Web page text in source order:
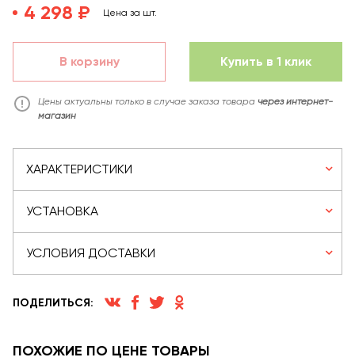
4 298 ₽ Цена за шт.
В корзину Купить в 1 клик
Цены актуальны только в случае заказа товара через интернет-
магазин
ХАРАКТЕРИСТИКИ
УСТАНОВКА
УСЛОВИЯ ДОСТАВКИ
ПОДЕЛИТЬСЯ:
ПОХОЖИЕ ПО ЦЕНЕ ТОВАРЫ